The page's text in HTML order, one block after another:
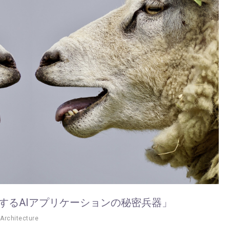
るAIアプリケーションの秘密兵器」
Architecture